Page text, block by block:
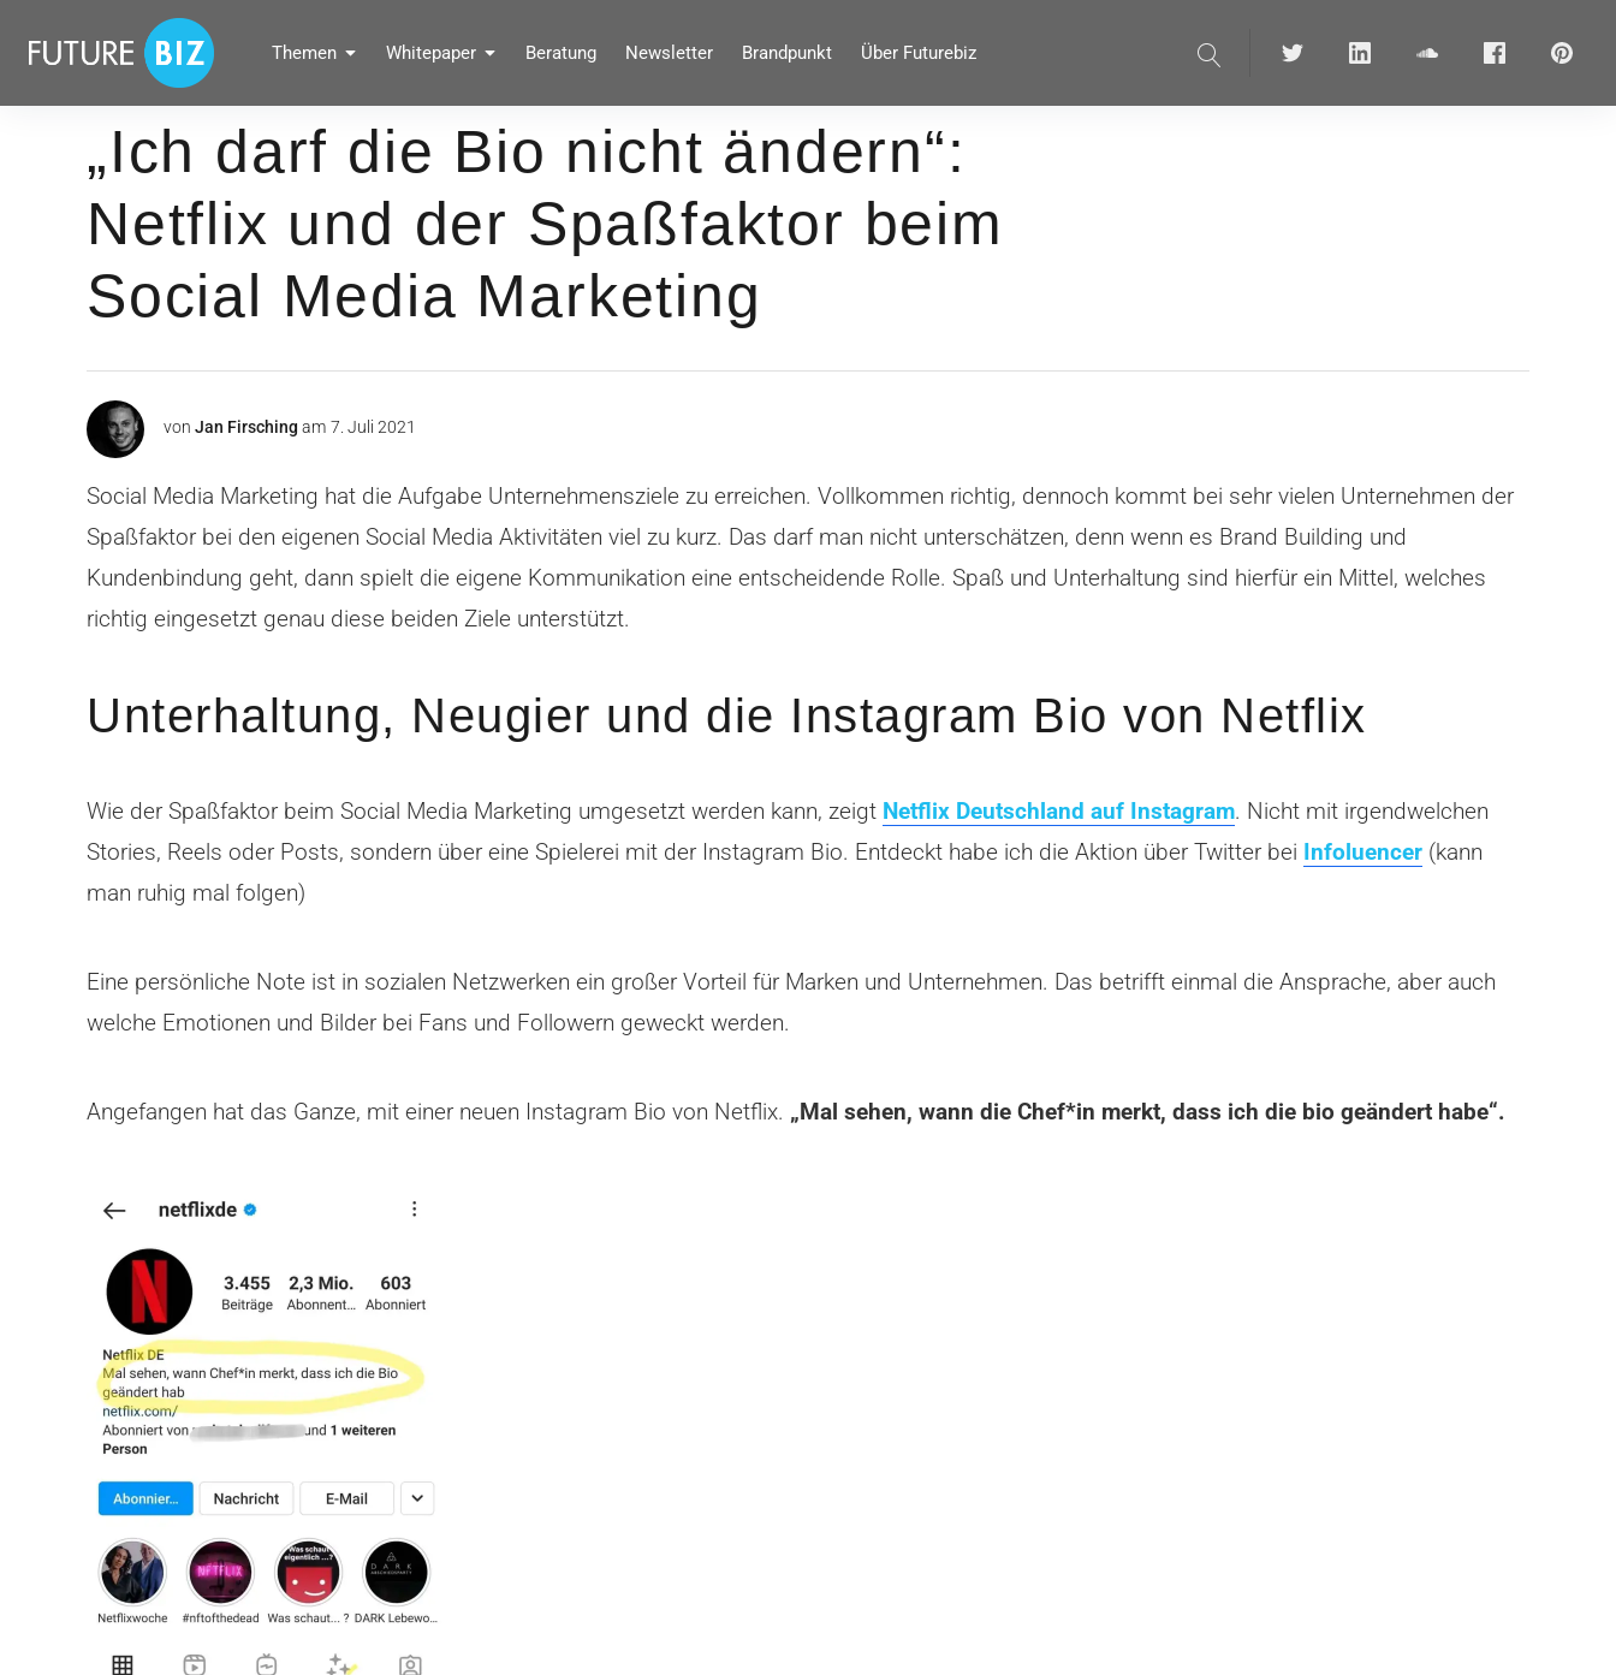
überspringen
FUTUREBIZ
Social Media Marketing Blog für Unternehmen by BRANDPUNKT
Themen Whitepaper Beratung Newsletter Brandpunkt Über Futurebiz
Suche Twitter linkedin soundcloudFacebook
„Ich darf die Bio nicht ändern“:
Netflix und der Spaßfaktor beim
Social Media Marketing
von Jan Firsching am 7. Juli 2021
Social Media Marketing hat die Aufgabe Unternehmensziele zu erreichen. Vollkommen richtig, dennoch kommt bei sehr vielen Unternehmen der
Spaßfaktor bei den eigenen Social Media Aktivitäten viel zu kurz. Das darf man nicht unterschätzen, denn wenn es Brand Building und
Kundenbindung geht, dann spielt die eigene Kommunikation eine entscheidende Rolle. Spaß und Unterhaltung sind hierfür ein Mittel, welches
richtig eingesetzt genau diese beiden Ziele unterstützt.
Unterhaltung, Neugier und die Instagram Bio von Netflix
Wie der Spaßfaktor beim Social Media Marketing umgesetzt werden kann, zeigt Netflix Deutschland auf Instagram. Nicht mit irgendwelchen
Stories, Reels oder Posts, sondern über eine Spielerei mit der Instagram Bio. Entdeckt habe ich die Aktion über Twitter bei Infoluencer (kann
man ruhig mal folgen)
Eine persönliche Note ist in sozialen Netzwerken ein großer Vorteil für Marken und Unternehmen. Das betrifft einmal die Ansprache, aber auch
welche Emotionen und Bilder bei Fans und Followern geweckt werden.
Angefangen hat das Ganze, mit einer neuen Instagram Bio von Netflix. „Mal sehen, wann die Chef*in merkt, dass ich die bio geändert habe“.